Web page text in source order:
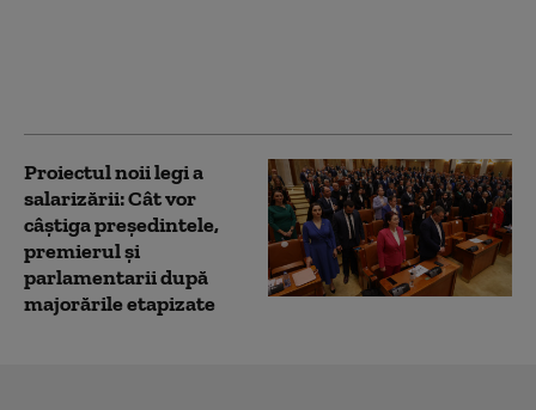
Proiectul noii legi a
salarizării: Cât vor
câștiga președintele,
premierul și
parlamentarii după
majorările etapizate